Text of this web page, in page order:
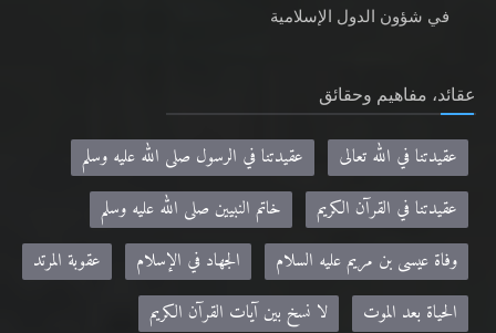
في شؤون الدول الإسلامية
عقائد، مفاهيم وحقائق
عقيدتنا في الله تعالى
عقيدتنا في الرسول صلى الله عليه وسلم
عقيدتنا في القرآن الكريم
خاتم النبيين صلى الله عليه وسلم
وفاة عيسى بن مريم عليه السلام
الجهاد في الإسلام
عقوبة المرتد
الحياة بعد الموت
لا نسخ بين آيات القرآن الكريم